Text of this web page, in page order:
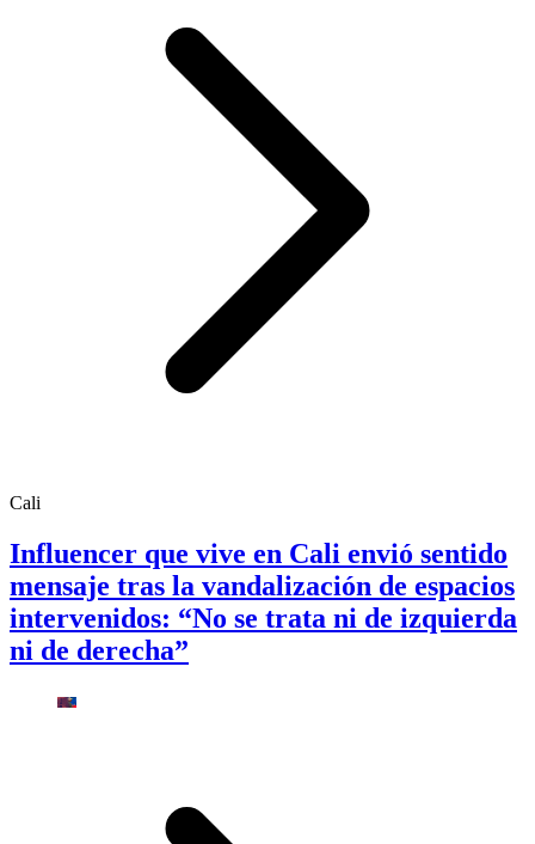
Cali
Influencer que vive en Cali envió sentido
mensaje tras la vandalización de espacios
intervenidos: “No se trata ni de izquierda
ni de derecha”